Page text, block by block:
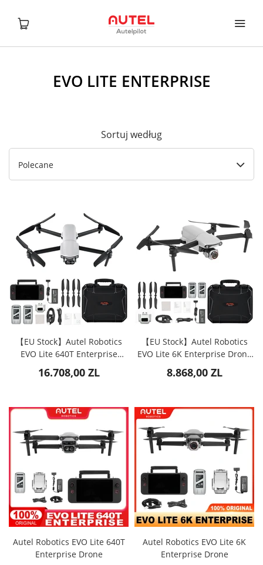
EVO LITE ENTERPRISE
Sortuj według
Polecane
【EU Stock】Autel Robotics
EVO Lite 640T Enterprise
Drone Premium Bundle
16.708,00 ZL
【EU Stock】Autel Robotics
EVO Lite 6K Enterprise Drone
Premium Bundle
8.868,00 ZL
Autel Robotics EVO Lite 640T
Enterprise Drone
Autel Robotics EVO Lite 6K
Enterprise Drone